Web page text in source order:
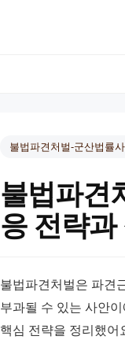
불법파견처벌-군산법률
불법파견
응 전략
불법파견처벌은 파견
부과될 수 있는 사안
핵심 전략을 정리했어